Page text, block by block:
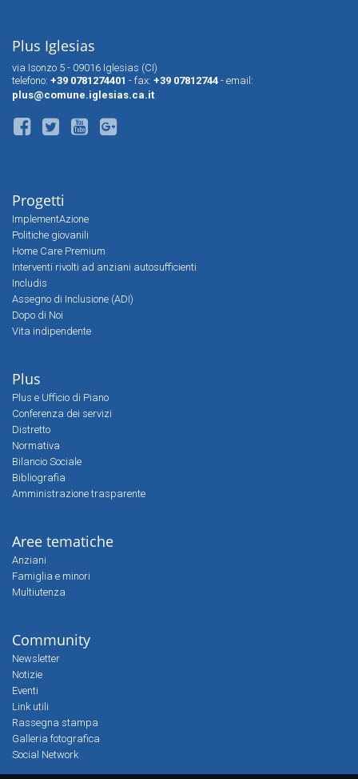
Plus Iglesias
via Isonzo 5 - 09016 Iglesias (CI)
telefono: +39 0781274401 - fax: +39 07812744 - email:
plus@comune.iglesias.ca.it
Progetti
ImplementAzione
Politiche giovanili
Home Care Premium
Interventi rivolti ad anziani autosufficienti
Includis
Assegno di Inclusione (ADI)
Dopo di Noi
Vita indipendente
Plus
Plus e Ufficio di Piano
Conferenza dei servizi
Distretto
Normativa
Bilancio Sociale
Bibliografia
Amministrazione trasparente
Aree tematiche
Anziani
Famiglia e minori
Multiutenza
Community
Newsletter
Notizie
Eventi
Link utili
Rassegna stampa
Galleria fotografica
Social Network